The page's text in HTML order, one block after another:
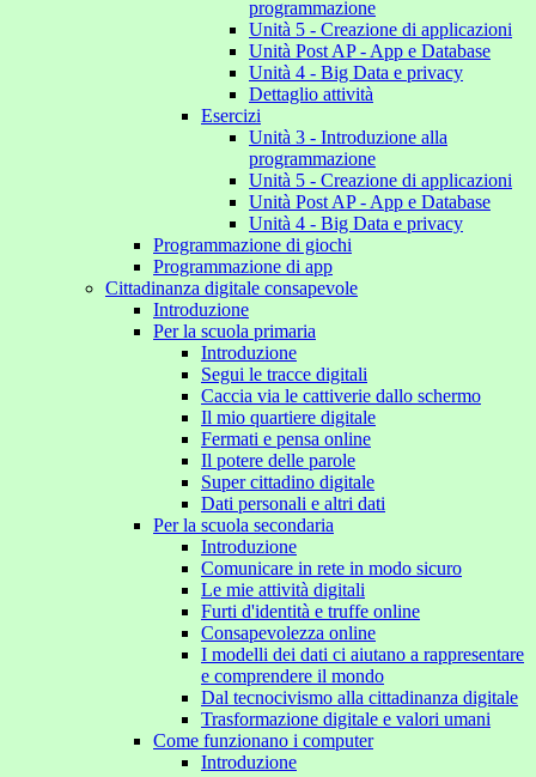
programmazione
Unità 5 - Creazione di applicazioni
Unità Post AP - App e Database
Unità 4 - Big Data e privacy
Dettaglio attività
Esercizi
Unità 3 - Introduzione alla
programmazione
Unità 5 - Creazione di applicazioni
Unità Post AP - App e Database
Unità 4 - Big Data e privacy
Programmazione di giochi
Programmazione di app
Cittadinanza digitale consapevole
Introduzione
Per la scuola primaria
Introduzione
Segui le tracce digitali
Caccia via le cattiverie dallo schermo
Il mio quartiere digitale
Fermati e pensa online
Il potere delle parole
Super cittadino digitale
Dati personali e altri dati
Per la scuola secondaria
Introduzione
Comunicare in rete in modo sicuro
Le mie attività digitali
Furti d'identità e truffe online
Consapevolezza online
I modelli dei dati ci aiutano a rappresentare
e comprendere il mondo
Dal tecnocivismo alla cittadinanza digitale
Trasformazione digitale e valori umani
Come funzionano i computer
Introduzione